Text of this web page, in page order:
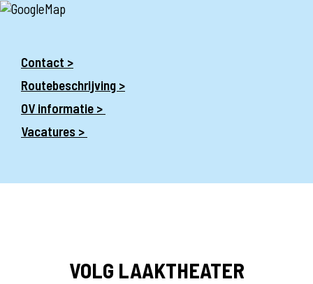
Contact >
Routebeschrijving >
OV informatie >
Vacatures >
VOLG LAAKTHEATER